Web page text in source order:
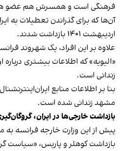
فرهنگی است و همسرش هم عضو
آن‌ها که برای گذراندن تعطیلات به
اردیبهشت ۱۴۰۱ بازداشت شدند.
علاوه بر این افراد، یک شهروند
«الیویه» که اطلاعات بیشتری
زندانی است.
بنا بر اطلاعات منابع
مشهد زندانی شده است.
بازداشت خارجی‌ها در ایران،
پیش از این وزارت خارجه فرانسه
بازداشت کوهلر و پاریس، «سیاست